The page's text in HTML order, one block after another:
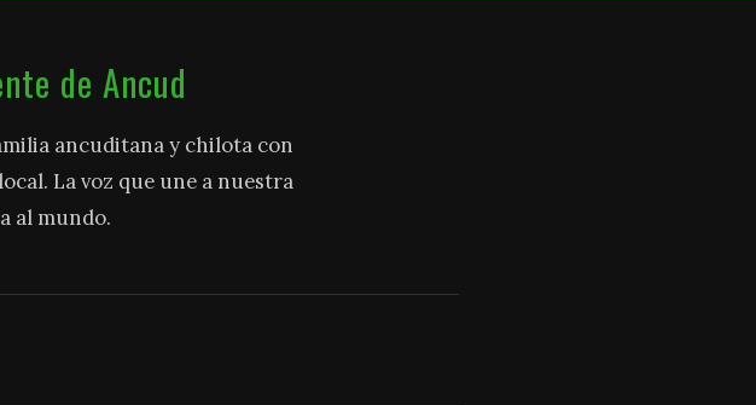
de Ancud
ancuditana y chilota con
La voz que une a nuestra
al mundo.